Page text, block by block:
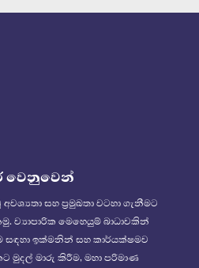
වෙනුවෙන්
සහ ප්‍රමුඛතා වටහා ගැනීමට
ව්‍යාපාරික මෙහෙයුම් බාධාවකින්
ඉක්මනින් සහ කාර්යක්ෂමව
මාරු කිරීම, මහා පරිමාණ